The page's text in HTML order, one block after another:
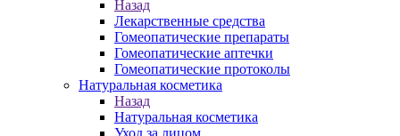
Назад
Лекарственные средства
Гомеопатические препараты
Гомеопатические аптечки
Гомеопатические протоколы
Натуральная косметика
Назад
Натуральная косметика
Уход за лицом